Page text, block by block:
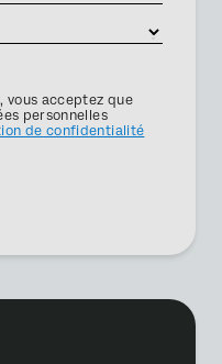
vous acceptez que
personnelles
de confidentialité